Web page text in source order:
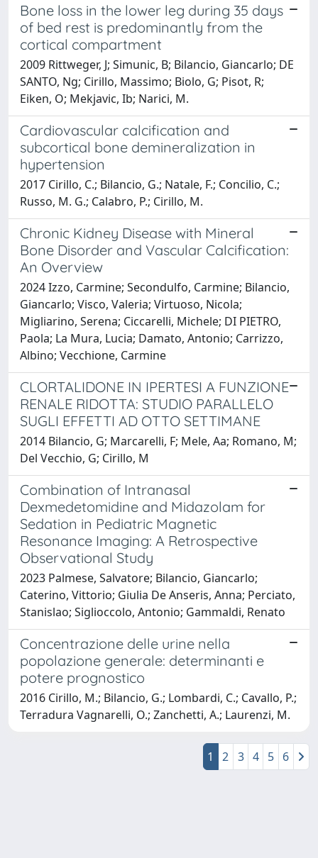
Bone loss in the lower leg during 35 days
of bed rest is predominantly from the
cortical compartment
2009 Rittweger, J; Simunic, B; Bilancio, Giancarlo; DE
SANTO, Ng; Cirillo, Massimo; Biolo, G; Pisot, R;
Eiken, O; Mekjavic, Ib; Narici, M.
Cardiovascular calcification and
subcortical bone demineralization in
hypertension
2017 Cirillo, C.; Bilancio, G.; Natale, F.; Concilio, C.;
Russo, M. G.; Calabro, P.; Cirillo, M.
Chronic Kidney Disease with Mineral
Bone Disorder and Vascular Calcification:
An Overview
2024 Izzo, Carmine; Secondulfo, Carmine; Bilancio,
Giancarlo; Visco, Valeria; Virtuoso, Nicola;
Migliarino, Serena; Ciccarelli, Michele; DI PIETRO,
Paola; La Mura, Lucia; Damato, Antonio; Carrizzo,
Albino; Vecchione, Carmine
CLORTALIDONE IN IPERTESI A FUNZIONE
RENALE RIDOTTA: STUDIO PARALLELO
SUGLI EFFETTI AD OTTO SETTIMANE
2014 Bilancio, G; Marcarelli, F; Mele, Aa; Romano, M;
Del Vecchio, G; Cirillo, M
Combination of Intranasal
Dexmedetomidine and Midazolam for
Sedation in Pediatric Magnetic
Resonance Imaging: A Retrospective
Observational Study
2023 Palmese, Salvatore; Bilancio, Giancarlo;
Caterino, Vittorio; Giulia De Anseris, Anna; Perciato,
Stanislao; Siglioccolo, Antonio; Gammaldi, Renato
Concentrazione delle urine nella
popolazione generale: determinanti e
potere prognostico
2016 Cirillo, M.; Bilancio, G.; Lombardi, C.; Cavallo, P.;
Terradura Vagnarelli, O.; Zanchetti, A.; Laurenzi, M.
1 2 3 4 5 6